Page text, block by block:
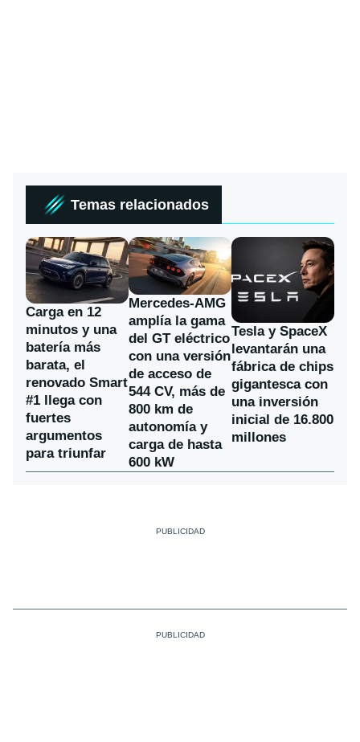
Temas relacionados
Carga en 12
minutos y una
batería más
barata, el
renovado Smart
#1 llega con
fuertes
argumentos
para triunfar
Mercedes-AMG
amplía la gama
del GT eléctrico
con una versión
de acceso de
544 CV, más de
800 km de
autonomía y
carga de hasta
600 kW
Tesla y SpaceX
levantarán una
fábrica de chips
gigantesca con
una inversión
inicial de 16.800
millones